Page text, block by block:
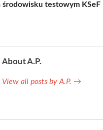
środowisku testowym KSeF
About A.P.
View all posts by A.P. →